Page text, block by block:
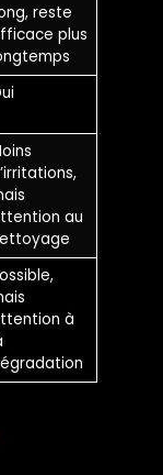
reste
plus
au
à